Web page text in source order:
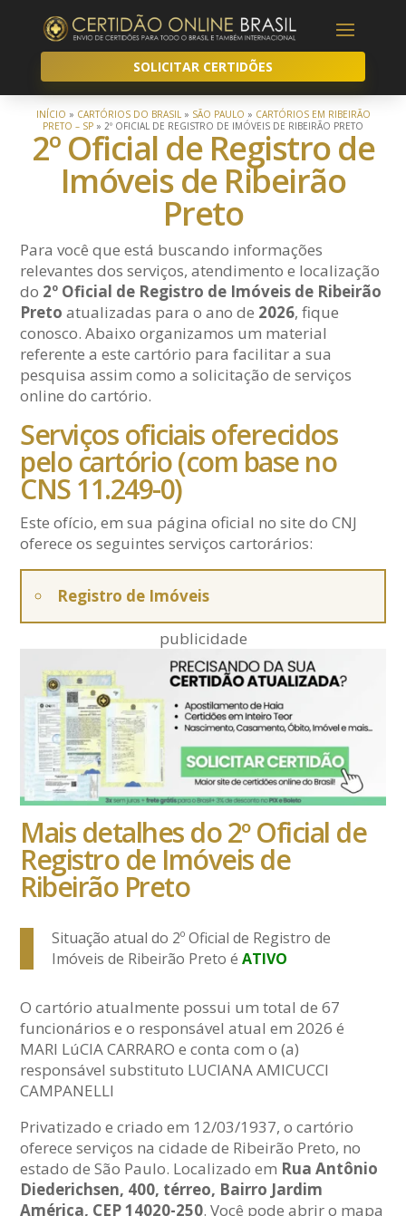
SOLICITAR CERTIDÕES
INÍCIO » CARTÓRIOS DO BRASIL» SÃO PAULO » CARTÓRIOS EM RIBEIRÃO
PRETO – SP » 2º OFICIAL DE REGISTRO DE IMÓVEIS DE RIBEIRÃO PRETO
2º Oficial de Registro de
Imóveis de Ribeirão
Preto
Para você que está buscando informações
relevantes dos serviços, atendimento e localização
do 2º Oficial de Registro de Imóveis de Ribeirão
Preto atualizadas para o ano de 2026, fique
conosco. Abaixo organizamos um material
referente a este cartório para facilitar a sua
pesquisa assim como a solicitação de serviços
online do cartório.
Serviços oficiais oferecidos
pelo cartório (com base no
CNS 11.249-0)
Este ofício, em sua página oficial no site do CNJ
oferece os seguintes serviços cartorários:
Registro de Imóveis
publicidade
Mais detalhes do 2º Oficial de
Registro de Imóveis de
Ribeirão Preto
Situação atual do 2º Oficial de Registro de
Imóveis de Ribeirão Preto éATIVO
O cartório atualmente possui um total de 67
funcionários e o responsável atual em 2026 é
MARI LúCIA CARRARO e conta com o (a)
responsável substituto LUCIANA AMICUCCI
CAMPANELLI
Privatizado e criado em 12/03/1937, o cartório
oferece serviços na cidade de Ribeirão Preto, no
estado de São Paulo. Localizado em Rua Antônio
Diederichsen, 400, térreo, Bairro Jardim
América, CEP 14020-250. Você pode abrir o mapa